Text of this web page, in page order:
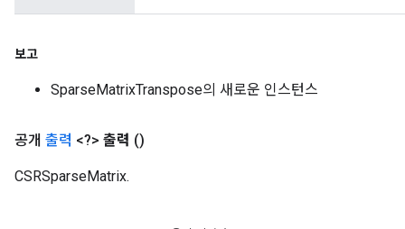
보고
SparseMatrixTranspose의 새로운 인스턴스
공개 출력 <?> 출력 ()
CSRSparseMatrix.